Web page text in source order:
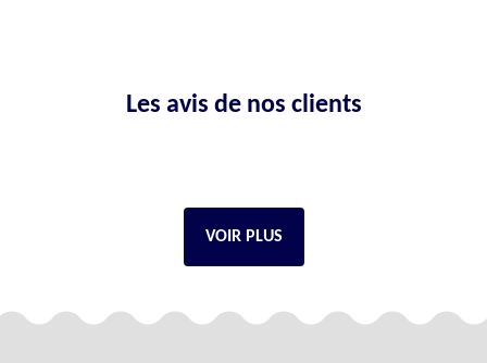
Les avis de nos clients
VOIR PLUS